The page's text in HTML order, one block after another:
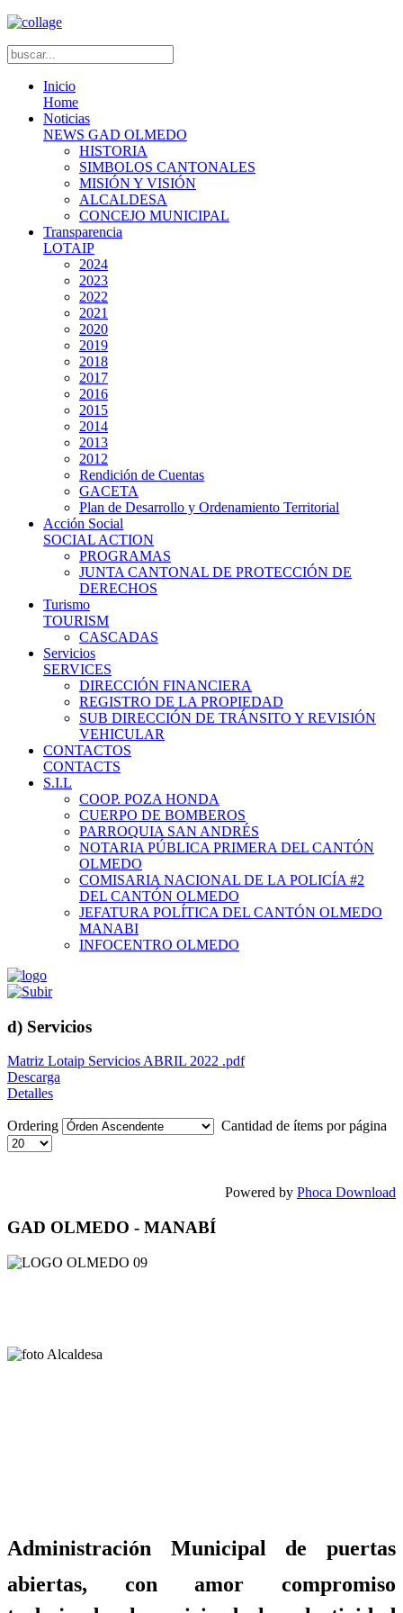
Inicio
Home
Noticias
NEWS GAD OLMEDO
HISTORIA
SIMBOLOS CANTONALES
MISIÓN Y VISIÓN
ALCALDESA
CONCEJO MUNICIPAL
Transparencia
LOTAIP
2024
2023
2022
2021
2020
2019
2018
2017
2016
2015
2014
2013
2012
Rendición de Cuentas
GACETA
Plan de Desarrollo y Ordenamiento Territorial
Acción Social
SOCIAL ACTION
PROGRAMAS
JUNTA CANTONAL DE PROTECCIÓN DE
DERECHOS
Turismo
TOURISM
CASCADAS
Servicios
SERVICES
DIRECCIÓN FINANCIERA
REGISTRO DE LA PROPIEDAD
SUB DIRECCIÓN DE TRÁNSITO Y REVISIÓN
VEHICULAR
CONTACTOS
CONTACTS
S.I.L
COOP. POZA HONDA
CUERPO DE BOMBEROS
PARROQUIA SAN ANDRÉS
NOTARIA PÚBLICA PRIMERA DEL CANTÓN
OLMEDO
COMISARIA NACIONAL DE LA POLICÍA #2
DEL CANTÓN OLMEDO
JEFATURA POLÍTICA DEL CANTÓN OLMEDO
MANABI
INFOCENTRO OLMEDO
d) Servicios
Matriz Lotaip Servicios ABRIL 2022 .pdf
Descarga
Detalles
Ordering Cantidad de ítems por página
Powered by Phoca Download
GAD OLMEDO - MANABÍ
Administración Municipal de puertas
abiertas, con amor compromiso